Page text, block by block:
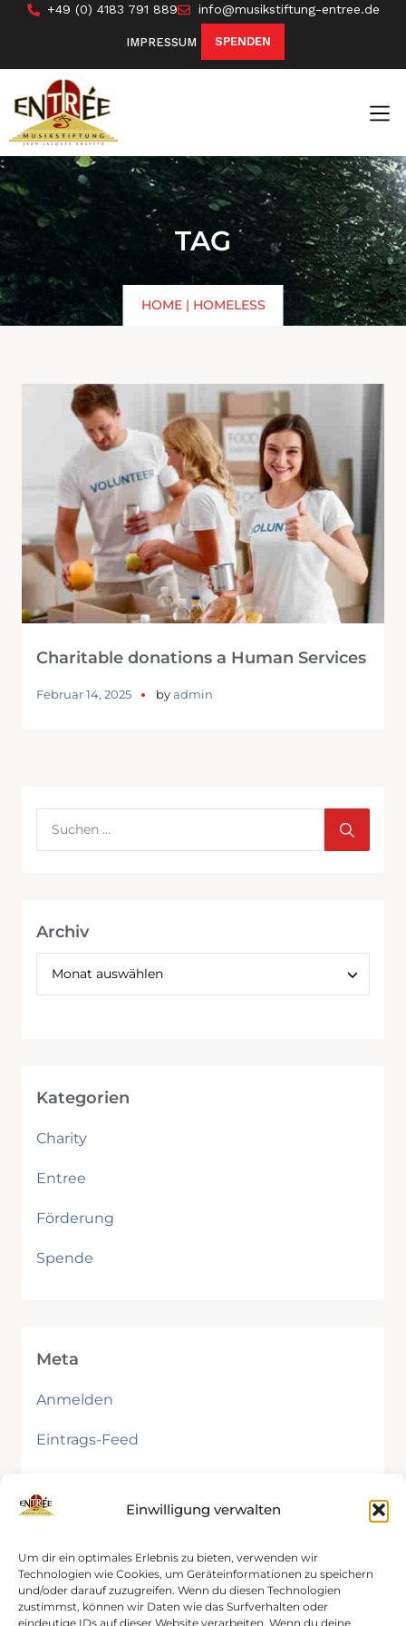
Einwilligung verwalten
Um dir ein optimales Erlebnis zu bieten, verwenden wir
Technologien wie Cookies, um Geräteinformationen zu speichern
und/oder darauf zuzugreifen. Wenn du diesen Technologien
zustimmst, können wir Daten wie das Surfverhalten oder
eindeutige IDs auf dieser Website verarbeiten. Wenn du deine
+49 (0) 4183 791 889 info@musikstiftung-entree.de
IMPRESSUM SPENDEN
TAG
HOME| HOMELESS
Charitable donations a Human Services
Februar 14, 2025 byadmin
Archiv
Kategorien
Charity
Entree
Förderung
Spende
Meta
Anmelden
Eintrags-Feed
WordPress.org